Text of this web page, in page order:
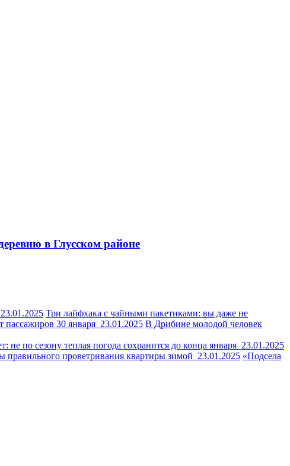
в Глусском районе
23.01.2025 Три лайфхака с чайными пакетиками: вы даже не
30 января 23.01.2025 В Дрибине молодой человек
не по сезону теплая погода сохранится до конца января 23.01.2025
правильного проветривания квартиры зимой 23.01.2025 «Подсела